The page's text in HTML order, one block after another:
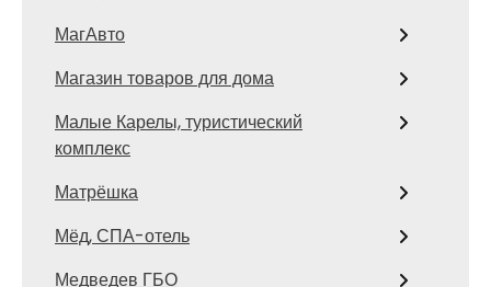
МагАвто
Магазин товаров для дома
Малые Карелы, туристический
комплекс
Матрёшка
Мёд, СПА-отель
Медведев ГБО